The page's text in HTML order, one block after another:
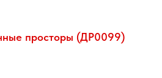
просторы (ДР0099)